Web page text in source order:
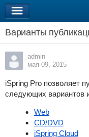
Варианты
admin
мая 09, 2015
iSpring Pro позволяет
следующих вариантов
Web
CD/DVD
iSpring Cloud